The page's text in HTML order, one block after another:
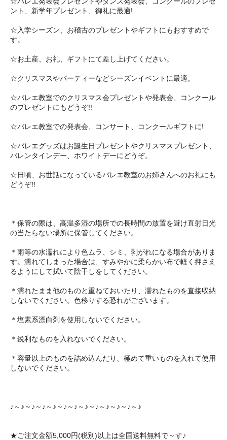
ント、新学年プレゼント、御礼に最適!
☆入学シーズン、お稽古のプレゼントやギフトにもおすすめで
す。
☆お土産、お礼、ギフトにて差し上げてください。
☆クリスマスやパーティーなどシーズンイベントに最適。
☆バレエ教室でのクリスマス会プレゼントや発表会、コンクール
のプレゼントにもどうぞ!!
☆バレエ教室での発表会、コンサート、コンクールギフトに!
☆バレエグッズはお誕生日プレゼントやクリスマスプレゼント、
バレンタインデー、ホワイトデーにどうぞ。
☆日頃、お世話になっているバレエ教室のお姉さんへのお礼にも
どうぞ!!
＊保管の際は、高温多湿の場所での長時間の放置を避け直射日光
の当たらない場所に保管してください。
＊雨等の水濡れにより色ムラ、シミ、剥がれになる場合がありま
す。濡れてしまった場合は、すみやかに柔らかい布で軽く押さえ
るようにして拭いて陰干しをしてください。
＊濡れたまま他のものと重ねておいたり、濡れたものを直接収納
しないでください。色移りする恐れがございます。
＊塩素系漂白剤を使用しないでください。
＊鋭利なものを入れないでください。
＊容量以上のものを詰め込んだり、極めて重いものを入れて使用
しないでください。
♪～♪～♪～♪～♪～♪～♪～♪～♪～♪～♪～♪～♪
★ご注文金額5,000円(税別)以上は全国送料無料で～す♪